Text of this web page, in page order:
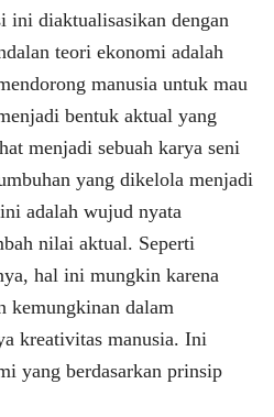
ini diaktualisasikan dengan
teori ekonomi adalah
manusia untuk mau
bentuk aktual yang
menjadi sebuah karya seni
yang dikelola menjadi
adalah wujud nyata
nilai aktual. Seperti
hal ini mungkin karena
kemungkinan dalam
kreativitas manusia. Ini
yang berdasarkan prinsip